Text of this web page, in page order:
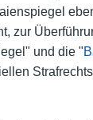
zur
und die "